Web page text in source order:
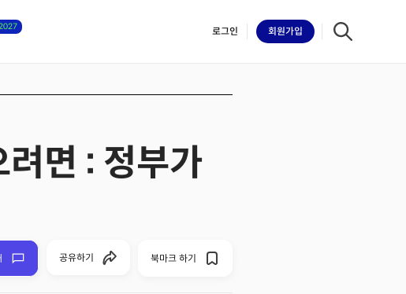
with TheMiilk
로그인 회원가입
면 : 정부가
공유하기 북마크 하기